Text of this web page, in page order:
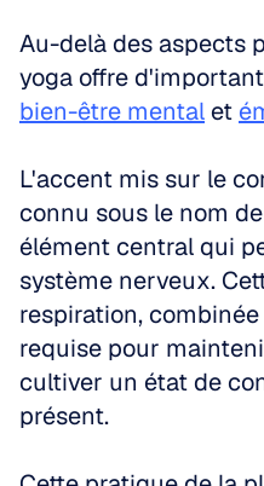
Au-delà des aspects
yoga offre
bien-être mental et
L'accent mis sur le
connu sous le nom de
élément central qui
système nerveux.
respiration,
requise pour
cultiver un état de
présent.